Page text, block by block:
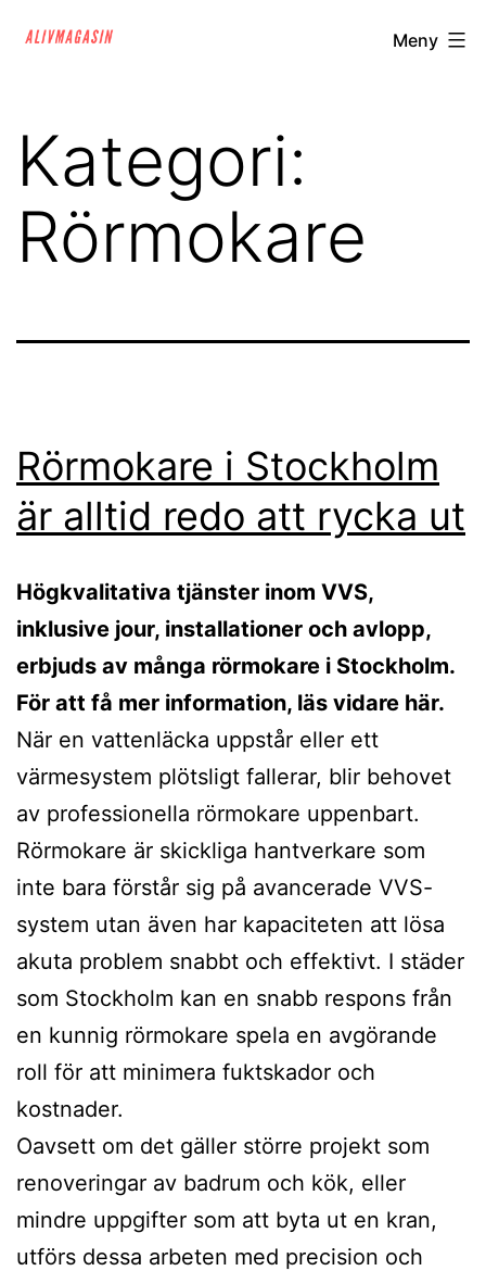
alivmagasin.se Meny
Kategori:
Rörmokare
Rörmokare i Stockholm
är alltid redo att rycka ut
Högkvalitativa tjänster inom VVS,
inklusive jour, installationer och avlopp,
erbjuds av många rörmokare i Stockholm.
För att få mer information, läs vidare här.
När en vattenläcka uppstår eller ett
värmesystem plötsligt fallerar, blir behovet
av professionella rörmokare uppenbart.
Rörmokare är skickliga hantverkare som
inte bara förstår sig på avancerade VVS-
system utan även har kapaciteten att lösa
akuta problem snabbt och effektivt. I städer
som Stockholm kan en snabb respons från
en kunnig rörmokare spela en avgörande
roll för att minimera fuktskador och
kostnader.
Oavsett om det gäller större projekt som
renoveringar av badrum och kök, eller
mindre uppgifter som att byta ut en kran,
utförs dessa arbeten med precision och